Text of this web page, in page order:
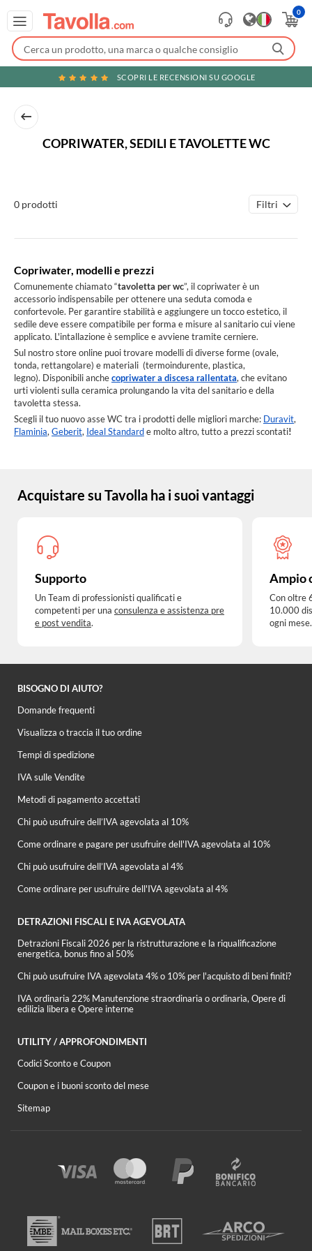
0
SCOPRI LE RECENSIONI SU GOOGLE
COPRIWATER, SEDILI E TAVOLETTE WC
0 prodotti Filtri
Copriwater, modelli e prezzi
Comunemente chiamato “tavoletta per wc”, il copriwater è un
accessorio indispensabile per ottenere una seduta comoda e
confortevole. Per garantire stabilità e aggiungere un tocco estetico, il
sedile deve essere compatibile per forma e misure al sanitario cui viene
applicato. L'intallazione è semplice e avviene tramite cerniere.
Sul nostro store online puoi trovare modelli di diverse forme (ovale,
tonda, rettangolare) e materiali (termoindurente, plastica,
legno). Disponibili anchecopriwater a discesa rallentata, che evitano
urti violenti sulla ceramica prolungando la vita del sanitario e della
tavoletta stessa.
Scegli il tuo nuovo asse WC tra i prodotti delle migliori marche: Duravit,
Flaminia, Geberit, Ideal Standarde molto altro, tutto a prezzi scontati!
Acquistare su Tavolla ha i suoi vantaggi
Supporto
Un Team di professionisti qualificati e
competenti per una consulenza e assistenza pre
e post vendita.
Ampio
Con oltre
10.000
ogni mese.
BISOGNO DI AIUTO?
Domande frequenti
Visualizza o traccia il tuo ordine
Tempi di spedizione
IVA sulle Vendite
Metodi di pagamento accettati
Chi può usufruire dell’IVA agevolata al 10%
Come ordinare e pagare per usufruire dell'IVA agevolata al 10%
Chi può usufruire dell’IVA agevolata al 4%
Come ordinare per usufruire dell'IVA agevolata al 4%
DETRAZIONI FISCALI E IVA AGEVOLATA
Detrazioni Fiscali 2026 per la ristrutturazione e la riqualificazione
energetica, bonus fino al 50%
Chi può usufruire IVA agevolata 4% o 10% per l'acquisto di beni finiti?
IVA ordinaria 22% Manutenzione straordinaria o ordinaria, Opere di
edilizia libera e Opere interne
UTILITY / APPROFONDIMENTI
Codici Sconto e Coupon
Coupon e i buoni sconto del mese
Sitemap